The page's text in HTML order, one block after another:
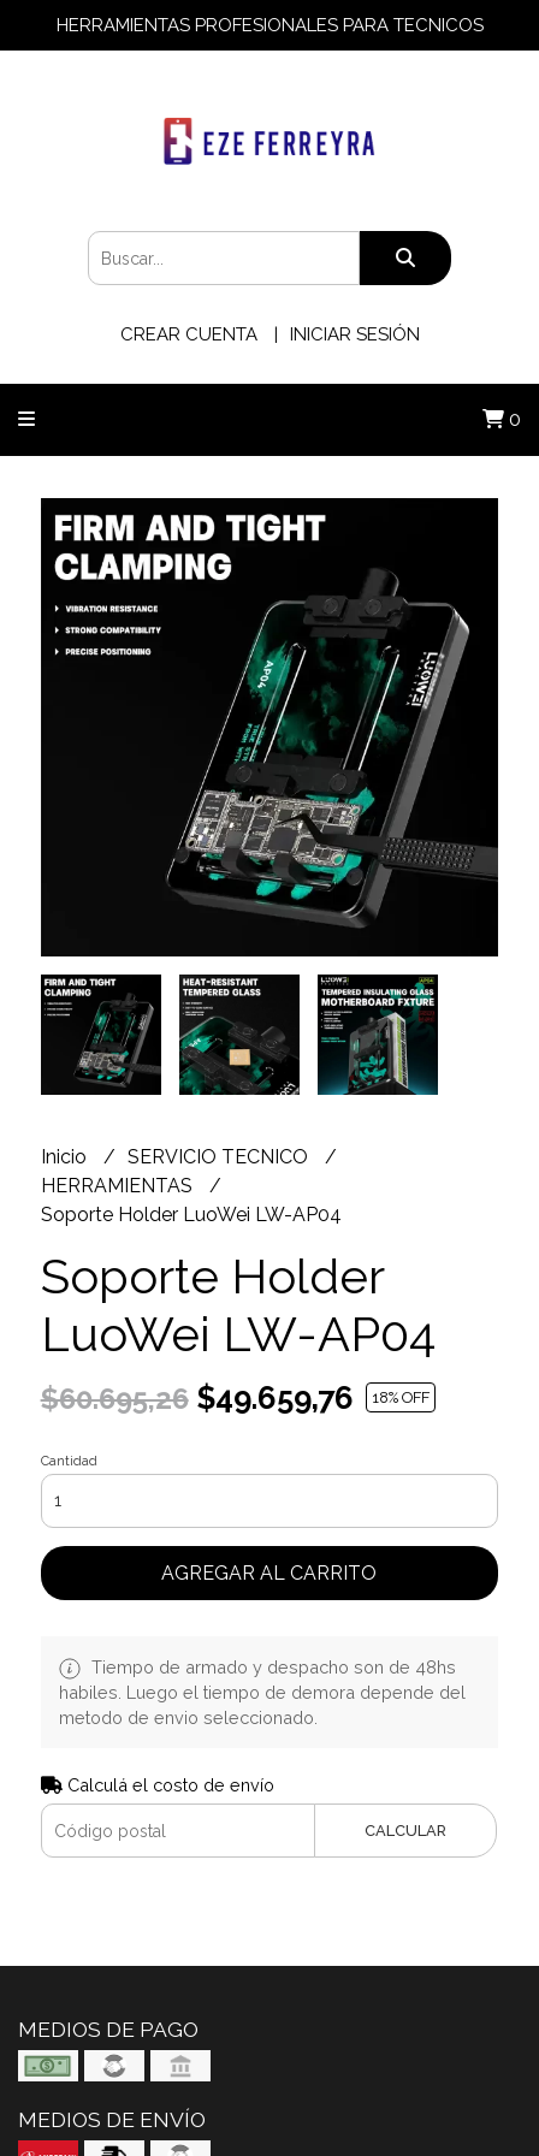
HERRAMIENTAS PROFESIONALES PARA TECNICOS
CREAR CUENTA INICIAR SESIÓN
0
Inicio
SERVICIO TECNICO
HERRAMIENTAS
Soporte Holder LuoWei LW-AP04
Soporte Holder
LuoWei LW-AP04
$60.695,26$49.659,76 18% OFF
Cantidad
AGREGAR AL CARRITO
Tiempo de armado y despacho son de 48hs
habiles. Luego el tiempo de demora depende del
metodo de envio seleccionado.
Calculá el costo de envío
CALCULAR
MEDIOS DE PAGO
MEDIOS DE ENVÍO